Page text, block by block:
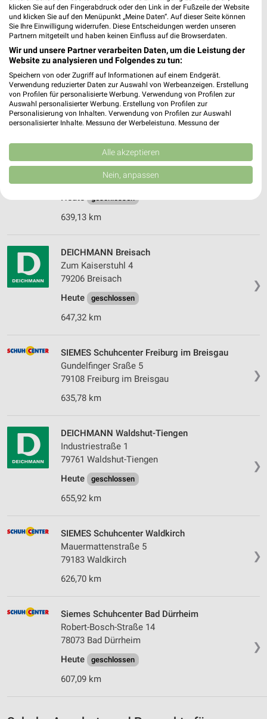
638,97 km
DEICHMANN Freiburg
Kaiser-Joseph-Straße 215
79098 Freiburg
Heute geschlossen
639,31 km
❯
DEICHMANN Freiburg
Breisacher Straße 143
79110 Freiburg
Heute geschlossen
639,13 km
❯
DEICHMANN Breisach
Zum Kaiserstuhl 4
79206 Breisach
Heute
geschlossen
647,32 km
❯
SIEMES Schuhcenter Freiburg im Breisgau
Gundelfinger Sraße 5
79108 Freiburg im Breisgau
635,78 km
❯
DEICHMANN Waldshut-Tiengen
Industriestraße 1
79761 Waldshut-Tiengen
Heute
geschlossen
655,92 km
❯
SIEMES Schuhcenter Waldkirch
Mauermattenstraße 5
79183 Waldkirch
626,70 km
❯
Siemes Schuhcenter Bad Dürrheim
Robert-Bosch-Straße 14
78073 Bad Dürrheim
Heute
geschlossen
607,09 km
klicken Sie auf den Fingerabdruck oder den Link in der Fußzeile der Website
und klicken Sie auf den Menüpunkt „Meine Daten“. Auf dieser Seite können
Sie Ihre Einwilligung widerrufen. Diese Entscheidungen werden unseren
Partnern mitgeteilt und haben keinen Einfluss auf die Browserdaten.
Wir und unsere Partner verarbeiten Daten, um die Leistung der
Website zu analysieren und Folgendes zu tun:
Speichern von oder Zugriff auf Informationen auf einem Endgerät.
Verwendung reduzierter Daten zur Auswahl von Werbeanzeigen. Erstellung
von Profilen für personalisierte Werbung. Verwendung von Profilen zur
Auswahl personalisierter Werbung. Erstellung von Profilen zur
Personalisierung von Inhalten. Verwendung von Profilen zur Auswahl
personalisierter Inhalte. Messung der Werbeleistung. Messung der
Kombinationen von Daten aus verschiedenen Quellen. Entwicklung und
Verbesserung der Angebote. Verwendung reduzierter Daten zur Auswahl
von Inhalten.
Daten können außerhalb der Europäischen Union weitergegeben und in die
USA gesendet werden.
Website/App.
Partnerliste anzeigen (1 IAB-Anbieter)
IAB-Verarbeitungszwecke:
Speichern von oder Zugriff auf Informationen
auf einem Endgerät
Verwendung reduzierter Daten zur Auswahl von
Werbung
Verwendung von Profilen zur Auswahl
personalisierter Werbung
Erstellung von Profilen zur Personalisierung
Verwendung von Profilen zur Auswahl
personalisierter Inhalte
Messung der Werbeleistung
Messung der Performance von Inhalten
Kombinationen von Daten aus verschiedenen
IAB-Besonderheiten:
Verwendung genauer Standortdaten
Geräte anhand von aktiv angeforderten
Informationen identifizieren
Alle akzeptieren
Nein, anpassen